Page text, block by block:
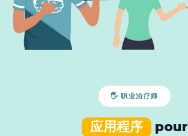
🖐 职业治疗师
应用程序 pour